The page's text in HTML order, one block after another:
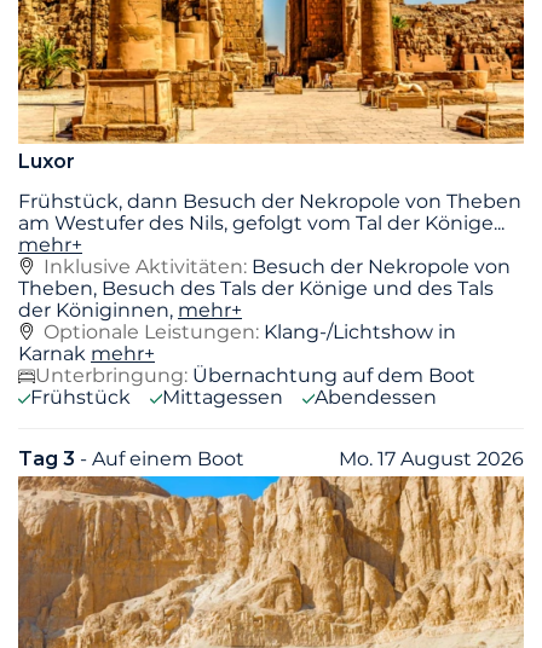
Luxor
Frühstück, dann Besuch der Nekropole von Theben
am Westufer des Nils, gefolgt vom Tal der Könige...
mehr+
Inklusive Aktivitäten: Besuch der Nekropole von
Theben, Besuch des Tals der Könige und des Tals
der Königinnen, mehr+
Optionale Leistungen: Klang-/Lichtshow in
Karnak mehr+
Unterbringung: Übernachtung auf dem Boot
Frühstück
Mittagessen Abendessen
Tag 3 - Auf einem Boot Mo. 17 August 2026